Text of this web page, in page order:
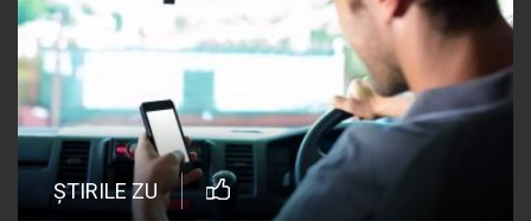
ȘTIRILE ZU